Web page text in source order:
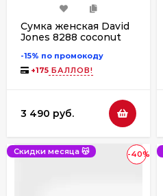
Сумка женская David
Jones 8288 coconut
-15% по промокоду
+175 БАЛЛОВ!
3 490 руб.
-40%
Скидки месяца 😽